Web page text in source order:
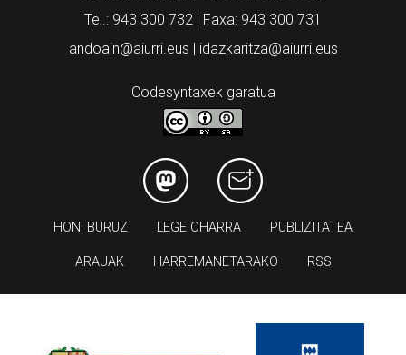
Tel.: 943 300 732 | Faxa: 943 300 731
andoain@aiurri.eus | idazkaritza@aiurri.eus
Codesyntaxek garatua
HONI BURUZ LEGE OHARRA PUBLIZITATEA
ARAUAK HARREMANETARAKO RSS